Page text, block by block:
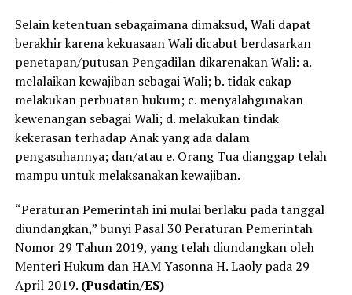
Selain ketentuan sebagaimana dimaksud, Wali dapat
berakhir karena kekuasaan Wali dicabut berdasarkan
penetapan/putusan Pengadilan dikarenakan Wali: a.
melalaikan kewajiban sebagai Wali; b. tidak cakap
melakukan perbuatan hukum; c. menyalahgunakan
kewenangan sebagai Wali; d. melakukan tindak
kekerasan terhadap Anak yang ada dalam
pengasuhannya; dan/atau e. Orang Tua dianggap telah
mampu untuk melaksanakan kewajiban.
“Peraturan Pemerintah ini mulai berlaku pada tanggal
diundangkan,” bunyi Pasal 30 Peraturan Pemerintah
Nomor 29 Tahun 2019, yang telah diundangkan oleh
Menteri Hukum dan HAM Yasonna H. Laoly pada 29
April 2019. (Pusdatin/ES)